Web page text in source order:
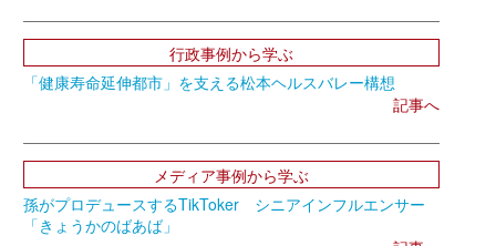
行政事例から学ぶ
「健康寿命延伸都市」を支える松本ヘルスバレー構想
記事へ
メディア事例から学ぶ
孫がプロデュースするTikToker シニアインフルエンサー
「きょうかのばあば」